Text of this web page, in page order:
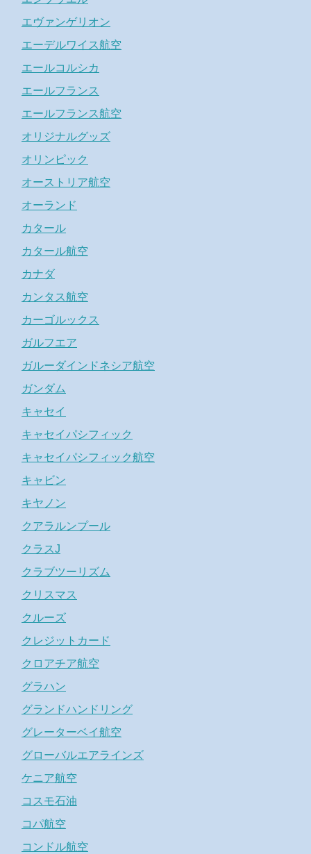
エヴァンゲリオン
エーデルワイス航空
エールコルシカ
エールフランス
エールフランス航空
オリジナルグッズ
オリンピック
オーストリア航空
オーランド
カタール
カタール航空
カナダ
カンタス航空
カーゴルックス
ガルフエア
ガルーダインドネシア航空
ガンダム
キャセイ
キャセイパシフィック
キャセイパシフィック航空
キャビン
キヤノン
クアラルンプール
クラスJ
クラブツーリズム
クリスマス
クルーズ
クレジットカード
クロアチア航空
グラハン
グランドハンドリング
グレーターベイ航空
グローバルエアラインズ
ケニア航空
コスモ石油
コパ航空
コンドル航空